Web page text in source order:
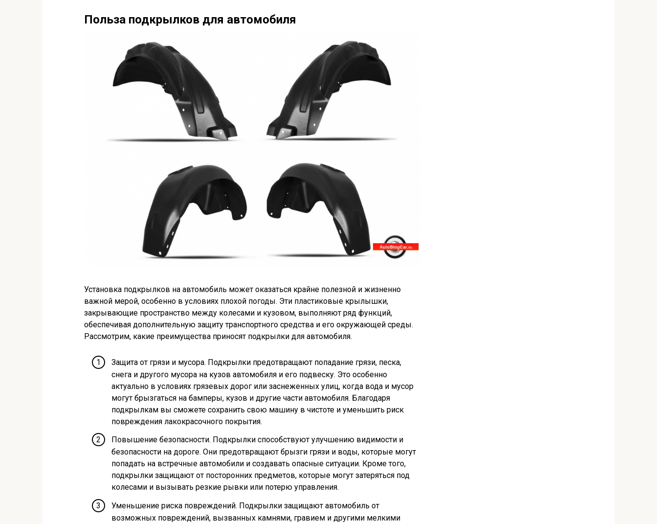
Польза подкрылков для автомобиля
Установка подкрылков на автомобиль может оказаться крайне полезной и жизненно
важной мерой, особенно в условиях плохой погоды. Эти пластиковые крылышки,
закрывающие пространство между колесами и кузовом, выполняют ряд функций,
обеспечивая дополнительную защиту транспортного средства и его окружающей среды.
Рассмотрим, какие преимущества приносят подкрылки для автомобиля.
Защита от грязи и мусора. Подкрылки предотвращают попадание грязи, песка,
снега и другого мусора на кузов автомобиля и его подвеску. Это особенно
актуально в условиях грязевых дорог или заснеженных улиц, когда вода и мусор
могут брызгаться на бамперы, кузов и другие части автомобиля. Благодаря
подкрылкам вы сможете сохранить свою машину в чистоте и уменьшить риск
повреждения лакокрасочного покрытия.
Повышение безопасности. Подкрылки способствуют улучшению видимости и
безопасности на дороге. Они предотвращают брызги грязи и воды, которые могут
попадать на встречные автомобили и создавать опасные ситуации. Кроме того,
подкрылки защищают от посторонних предметов, которые могут затеряться под
колесами и вызывать резкие рывки или потерю управления.
Уменьшение риска повреждений. Подкрылки защищают автомобиль от
возможных повреждений, вызванных камнями, гравием и другими мелкими